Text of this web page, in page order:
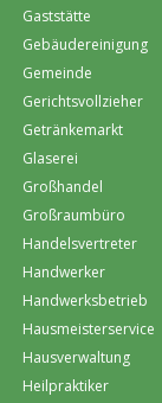
Gaststätte
Gebäudereinigung
Gemeinde
Gerichtsvollzieher
Getränkemarkt
Glaserei
Großhandel
Großraumbüro
Handelsvertreter
Handwerker
Handwerksbetrieb
Hausmeisterservice
Hausverwaltung
Heilpraktiker